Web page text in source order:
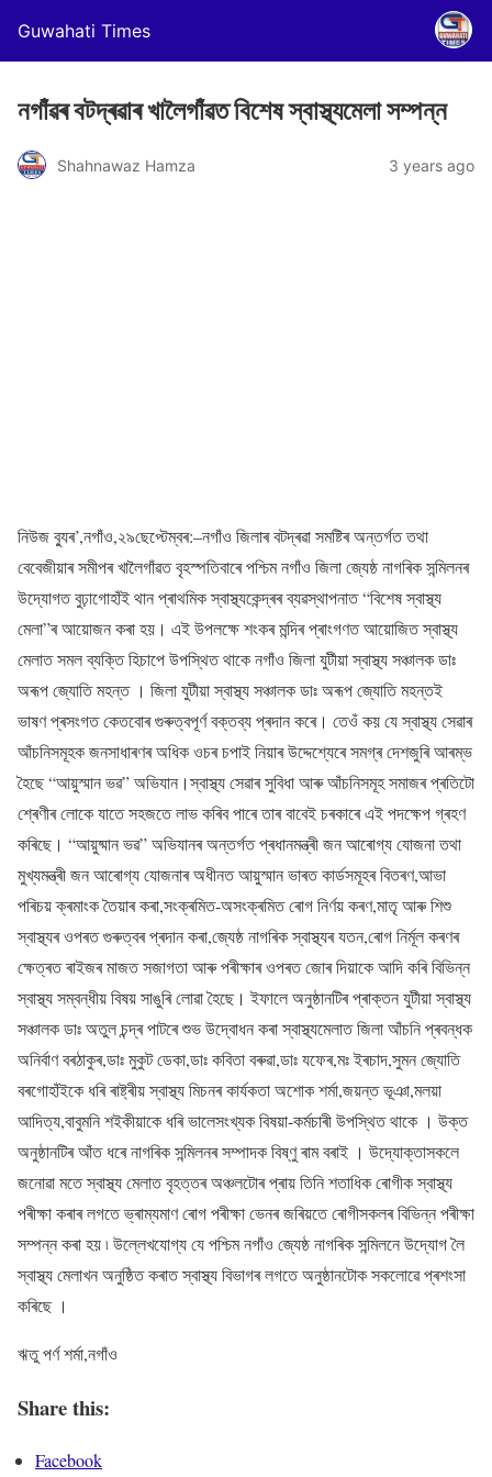
Guwahati Times
নগাঁৱৰ বটদ্ৰৱাৰ খালৈগাঁৱত বিশেষ স্বাস্থ্যমেলা সম্পন্ন
Shahnawaz Hamza 3 years ago
নিউজ ব্যুৰ’,নগাঁও,২৯ছেপ্টেম্বৰ:–নগাঁও জিলাৰ বটদ্ৰৱা সমষ্টিৰ অন্তৰ্গত তথা
বেবেজীয়াৰ সমীপৰ খালৈগাঁৱত বৃহস্পতিবাৰে পশ্চিম নগাঁও জিলা জ্যেষ্ঠ নাগৰিক সন্মিলনৰ
উদ্যোগত বুঢ়াগোহাঁই থান প্ৰাথমিক স্বাস্থ্যকেন্দ্ৰৰ ব্যৱস্থাপনাত “বিশেষ স্বাস্থ্য
মেলা”ৰ আয়োজন কৰা হয়। এই উপলক্ষে শংকৰ মন্দিৰ প্ৰাংগণত আয়োজিত স্বাস্থ্য
মেলাত সমল ব্যক্তি হিচাপে উপস্থিত থাকে নগাঁও জিলা যুটীয়া স্বাস্থ্য সঞ্চালক ডাঃ
অৰূপ জ্যোতি মহন্ত । জিলা যুটীয়া স্বাস্থ্য সঞ্চালক ডাঃ অৰূপ জ্যোতি মহন্তই
ভাষণ প্ৰসংগত কেতবোৰ গুৰুত্বপূৰ্ণ বক্তব্য প্ৰদান কৰে। তেওঁ কয় যে স্বাস্থ্য সেৱাৰ
আঁচনিসমূহক জনসাধাৰণৰ অধিক ওচৰ চপাই নিয়াৰ উদ্দেশ্যেৰে সমগ্ৰ দেশজুৰি আৰম্ভ
হৈছে “আয়ুস্মান ভৱ” অভিযান।স্বাস্থ্য সেৱাৰ সুবিধা আৰু আঁচনিসমূহ সমাজৰ প্ৰতিটো
শ্ৰেণীৰ লোকে যাতে সহজতে লাভ কৰিব পাৰে তাৰ বাবেই চৰকাৰে এই পদক্ষেপ গ্ৰহণ
কৰিছে। “আয়ুষ্মান ভৱ” অভিযানৰ অন্তৰ্গত প্ৰধানমন্ত্ৰী জন আৰোগ্য যোজনা তথা
মুখ্যমন্ত্ৰী জন আৰোগ্য যোজনাৰ অধীনত আয়ুস্মান ভাৰত কাৰ্ডসমূহৰ বিতৰণ,আভা
পৰিচয় ক্ৰমাংক তৈয়াৰ কৰা,সংক্ৰমিত-অসংক্ৰমিত ৰোগ নিৰ্ণয় কৰণ,মাতৃ আৰু শিশু
স্বাস্থ্যৰ ওপৰত গুৰুত্বৰ প্ৰদান কৰা,জ্যেষ্ঠ নাগৰিক স্বাস্থ্যৰ যতন,ৰোগ নিৰ্মূল কৰণৰ
ক্ষেত্ৰত ৰাইজৰ মাজত সজাগতা আৰু পৰীক্ষাৰ ওপৰত জোৰ দিয়াকে আদি কৰি বিভিন্ন
স্বাস্থ্য সম্বন্ধীয় বিষয় সাঙুৰি লোৱা হৈছে। ইফালে অনুষ্ঠানটিৰ প্ৰাক্তন যুটীয়া স্বাস্থ্য
সঞ্চালক ডাঃ অতুল চন্দ্ৰ পাটৰে শুভ উদ্বোধন কৰা স্বাস্থ্যমেলাত জিলা আঁচনি প্ৰবন্ধক
অনিৰ্বাণ বৰঠাকুৰ,ডাঃ মুকুট ডেকা,ডাঃ কবিতা বৰুৱা,ডাঃ যফেৰ,মঃ ইৰচাদ,সুমন জ্যোতি
বৰগোহাঁইকে ধৰি ৰাষ্ট্ৰীয় স্বাস্থ্য মিচনৰ কাৰ্যকতা অশোক শৰ্মা,জয়ন্ত ভূঞা,মলয়া
আদিত্য,বাবুমনি শইকীয়াকে ধৰি ভালেসংখ্যক বিষয়া-কৰ্মচাৰী উপস্থিত থাকে । উক্ত
অনুষ্ঠানটিৰ আঁত ধৰে নাগৰিক সন্মিলনৰ সম্পাদক বিষ্ণু ৰাম বৰাই । উদ্যোক্তাসকলে
জনোৱা মতে স্বাস্থ্য মেলাত বৃহত্তৰ অঞ্চলটোৰ প্ৰায় তিনি শতাধিক ৰোগীক স্বাস্থ্য
পৰীক্ষা কৰাৰ লগতে ভ্ৰাম্যমাণ ৰোগ পৰীক্ষা ভেনৰ জৰিয়তে ৰোগীসকলৰ বিভিন্ন পৰীক্ষা
সম্পন্ন কৰা হয় ৷ উল্লেখযোগ্য যে পশ্চিম নগাঁও জ্যেষ্ঠ নাগৰিক সন্মিলনে উদ্যোগ লৈ
স্বাস্থ্য মেলাখন অনুষ্ঠিত কৰাত স্বাস্থ্য বিভাগৰ লগতে অনুষ্ঠানটোক সকলোৱে প্ৰশংসা
কৰিছে ।
ঋতু পৰ্ণ শৰ্মা,নগাঁও
Share this:
Facebook